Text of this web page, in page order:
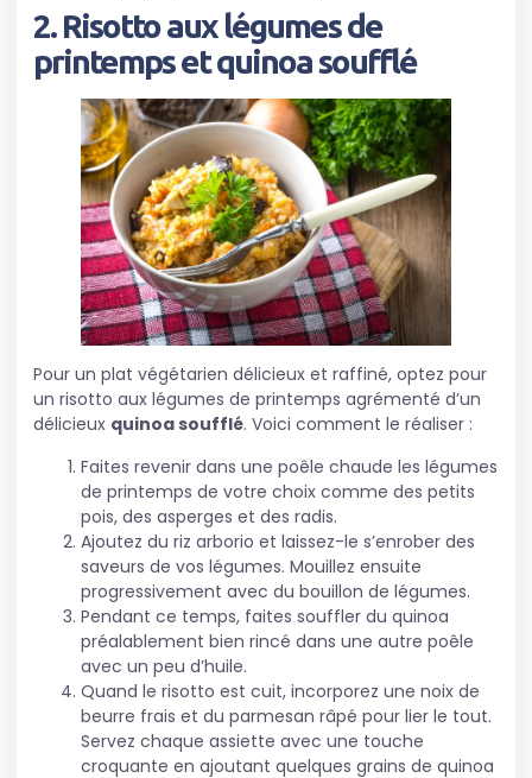
2. Risotto aux légumes de
printemps et quinoa soufflé
Pour un plat végétarien délicieux et raffiné, optez pour
un risotto aux légumes de printemps agrémenté d’un
délicieux quinoa soufflé. Voici comment le réaliser :
Faites revenir dans une poêle chaude les légumes
de printemps de votre choix comme des petits
pois, des asperges et des radis.
Ajoutez du riz arborio et laissez-le s’enrober des
saveurs de vos légumes. Mouillez ensuite
progressivement avec du bouillon de légumes.
Pendant ce temps, faites souffler du quinoa
préalablement bien rincé dans une autre poêle
avec un peu d’huile.
Quand le risotto est cuit, incorporez une noix de
beurre frais et du parmesan râpé pour lier le tout.
Servez chaque assiette avec une touche
croquante en ajoutant quelques grains de quinoa